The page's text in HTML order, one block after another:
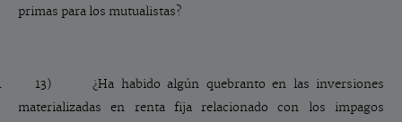
primas para los mutualistas?
13)
¿Ha habido algún quebranto en las inversiones
materializadas en renta fija relacionado con los impagos